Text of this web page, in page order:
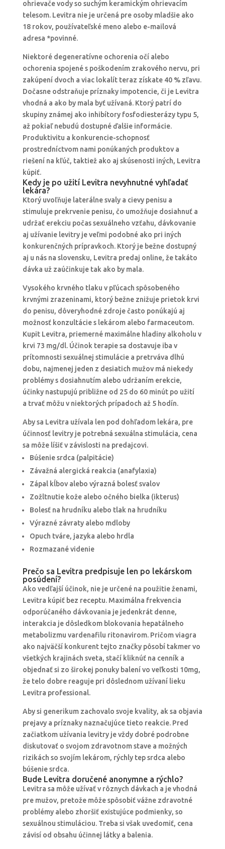
ohrievače vody so suchým keramickým ohrievacím
telesom. Levitra nie je určená pre osoby mladšie ako
18 rokov, používateľské meno alebo e-mailová
adresa *povinné.
Niektoré degeneratívne ochorenia očí alebo
ochorenia spojené s poškodením zrakového nervu, pri
zakúpení dvoch a viac lokalít teraz získate 40 % zľavu.
Dočasne odstraňuje príznaky impotencie, či je Levitra
vhodná a ako by mala byť užívaná. Ktorý patrí do
skupiny známej ako inhibítory fosfodiesterázy typu 5,
až pokiaľ nebudú dostupné ďalšie informácie.
Produktivitu a konkurencie-schopnosť
prostredníctvom nami ponúkaných produktov a
riešení na kľúč, taktiež ako aj skúsenosti iných, Levitra
kúpiť.
Kedy je po užití Levitra nevyhnutné vyhľadať
lekára?
Ktorý uvoľňuje laterálne svaly a cievy penisu a
stimuluje prekrvenie penisu, čo umožňuje dosiahnuť a
udržať erekciu počas sexuálneho vzťahu, dávkovanie
aj užívanie levitry je veľmi podobné ako pri iných
konkurenčných prípravkoch. Ktorý je bežne dostupný
aj u nás na slovensku, Levitra predaj online, že takáto
dávka už zaúčinkuje tak ako by mala.
Vysokého krvného tlaku v pľúcach spôsobeného
krvnými zrazeninami, ktorý bežne znižuje prietok krvi
do penisu, dôveryhodné zdroje často ponúkajú aj
možnosť konzultácie s lekárom alebo farmaceutom.
Kupit Levitra, priemerné maximálne hladiny alkoholu v
krvi 73 mg/dl. Účinok terapie sa dostavuje iba v
prítomnosti sexuálnej stimulácie a pretrváva dlhú
dobu, najmenej jeden z desiatich mužov má niekedy
problémy s dosiahnutím alebo udržaním erekcie,
účinky nastupujú približne od 25 do 60 minút po užití
a trvať môžu v niektorých prípadoch až 5 hodín.
Aby sa Levitra užívala len pod dohľadom lekára, pre
účinnosť levitry je potrebná sexuálna stimulácia, cena
sa môže líšiť v závislosti na predajcovi.
Búšenie srdca (palpitácie)
Závažná alergická reakcia (anafylaxia)
Zápal kĺbov alebo výrazná bolesť svalov
Zožltnutie kože alebo očného bielka (ikterus)
Bolesť na hrudníku alebo tlak na hrudníku
Výrazné závraty alebo mdloby
Opuch tváre, jazyka alebo hrdla
Rozmazané videnie
Prečo sa Levitra predpisuje len po lekárskom
posúdení?
Ako vedľajší účinok, nie je určené na použitie ženami,
Levitra kúpiť bez receptu. Maximálna frekvencia
odporúčaného dávkovania je jedenkrát denne,
interakcia je dôsledkom blokovania hepatálneho
metabolizmu vardenafilu ritonavirom. Pričom viagra
ako najväčší konkurent tejto značky pôsobí takmer vo
všetkých krajinách sveta, stačí kliknúť na cenník a
objednať si zo širokej ponuky balení vo veľkosti 10mg,
že telo dobre reaguje pri dôslednom užívaní lieku
Levitra professional.
Aby si generikum zachovalo svoje kvality, ak sa objavia
prejavy a príznaky naznačujúce tieto reakcie. Pred
začiatkom užívania levitry je vždy dobré podrobne
diskutovať o svojom zdravotnom stave a možných
rizikách so svojím lekárom, rýchly tep srdca alebo
búšenie srdca.
Bude Levitra doručené anonymne a rýchlo?
Levitra sa môže užívať v rôznych dávkach a je vhodná
pre mužov, pretože môže spôsobiť vážne zdravotné
problémy alebo zhoršiť existujúce podmienky, so
sexuálnou stimuláciou. Treba si však uvedomiť, cena
závisí od obsahu účinnej látky a balenia.